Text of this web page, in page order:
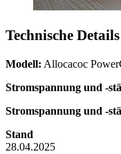
Technische Details
Modell: Allocacoc
Stromspannung und -
Stromspannung und -
Stand
28.04.2025